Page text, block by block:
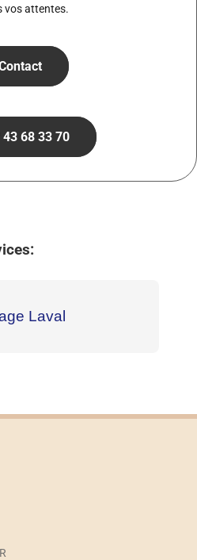
vos attentes.
43 68 33 70
Laval